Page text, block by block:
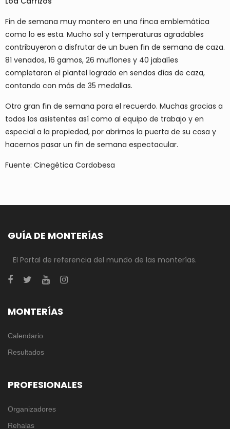
Fin de semana muy montero en una finca emblemática
como lo es esta. Mucho sol y temperaturas agradables
contribuyeron a disfrutar de un buen fin de semana de caza.
81 venados, 16 gamos, 26 muflones y 40 jabalíes
completaron el plantel logrado en sendos días de caza,
contando con más de 35 medallas.
Otro gran fin de semana para el recuerdo. Muchas gracias a
todos los asistentes así como al equipo de trabajo y en
especial a la propiedad, por abrirnos la puerta de su casa y
hacernos pasar un fin de semana espectacular.
Fuente: Cinegética Cordobesa
GUÍA DE MONTERÍAS
El Portal de referencia del mundo de las monterías.
MONTERÍAS
Calendario
Resultados
PROFESIONALES
Organizadores
Rehalas